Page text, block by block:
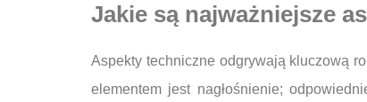
Jakie są najważniejsze
Aspekty techniczne odgrywają kluczową
elementem jest nagłośnienie;